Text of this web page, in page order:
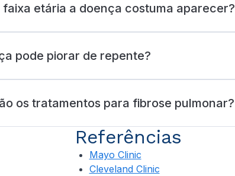
faixa etária a doença costuma aparecer?
pode piorar de repente?
os tratamentos para fibrose pulmonar?
Referências
Mayo Clinic
Cleveland Clinic